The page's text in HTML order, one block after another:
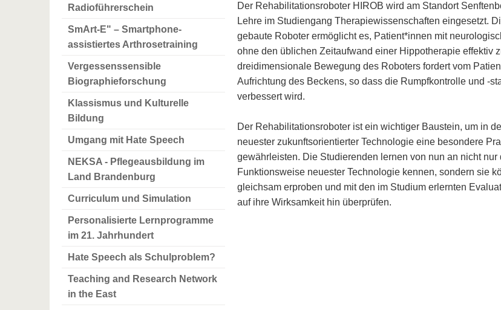
Radioführerschein
SmArt-E" – Smartphone-
assistiertes Arthrosetraining
Vergessenssensible
Biographieforschung
Klassismus und Kulturelle
Bildung
Umgang mit Hate Speech
NEKSA - Pflegeausbildung im
Land Brandenburg
Curriculum und Simulation
Personalisierte Lernprogramme
im 21. Jahrhundert
Hate Speech als Schulproblem?
Teaching and Research Network
in the East
Der Rehabilitationsroboter HIROB wird am Standort
Lehre im Studiengang Therapiewissenschaften eingesetzt.
gebaute Roboter ermöglicht es, Patient*innen mit
ohne den üblichen Zeitaufwand einer Hippotherapie effektiv
dreidimensionale Bewegung des Roboters fordert vom
Aufrichtung des Beckens, so dass die Rumpfkontrolle und -
verbessert wird.
Der Rehabilitationsroboter ist ein wichtiger Baustein, um in
neuester zukunftsorientierter Technologie eine besondere
gewährleisten. Die Studierenden lernen von nun an nicht nur
Funktionsweise neuester Technologie kennen, sondern sie
gleichsam erproben und mit den im Studium erlernten
auf ihre Wirksamkeit hin überprüfen.